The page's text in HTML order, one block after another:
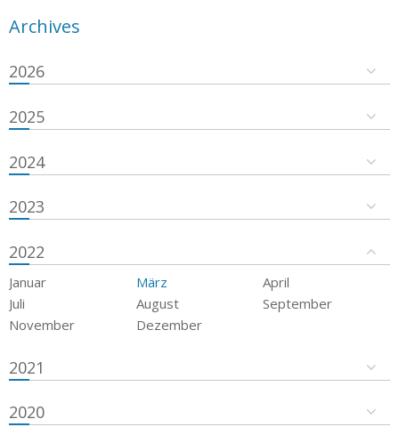
Archives
2026
2025
2024
2023
2022
Januar März
April
Juli
August
September
November
Dezember
2021
2020